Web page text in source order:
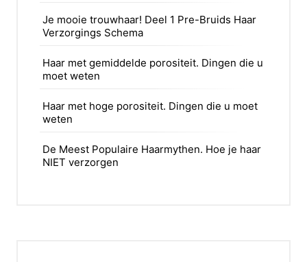
Je mooie trouwhaar! Deel 1 Pre-Bruids Haar
Verzorgings Schema
Haar met gemiddelde porositeit. Dingen die u
moet weten
Haar met hoge porositeit. Dingen die u moet
weten
De Meest Populaire Haarmythen. Hoe je haar
NIET verzorgen